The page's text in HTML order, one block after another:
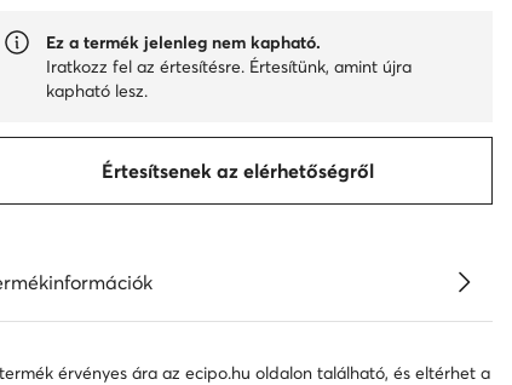
Ez a termék jelenleg nem kapható.
Iratkozz fel az értesítésre. Értesítünk, amint újra
kapható lesz.
Értesítsenek az elérhetőségről
érvényes ára az ecipo.hu oldalon található, és eltérhet a